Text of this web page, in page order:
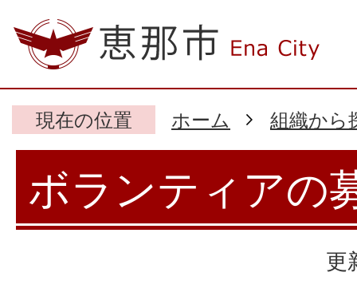
現在の位置 ホーム 組織から
ボランティアの
更